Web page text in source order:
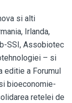
si alti
Irlanda,
SSI, Assobiotec
– si
editie a Forumul
bioeconomie-
retelei de